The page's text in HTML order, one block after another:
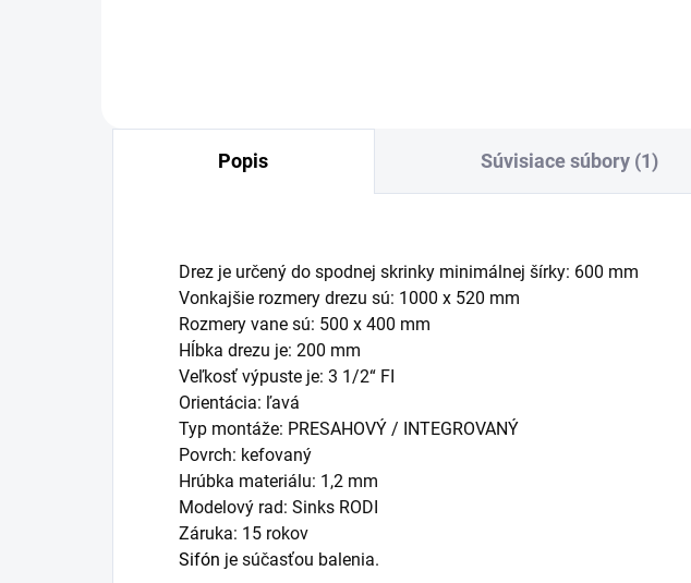
Popis Súvisiace súbory (1)
Drez je určený do spodnej skrinky minimálnej šírky: 600 mm
Vonkajšie rozmery drezu sú: 1000 x 520 mm
Rozmery vane sú: 500 x 400 mm
Hĺbka drezu je: 200 mm
Veľkosť výpuste je: 3 1/2“ FI
Orientácia: ľavá
Typ montáže: PRESAHOVÝ / INTEGROVANÝ
Povrch: kefovaný
Hrúbka materiálu: 1,2 mm
Modelový rad: Sinks RODI
Záruka: 15 rokov
Sifón je súčasťou balenia.